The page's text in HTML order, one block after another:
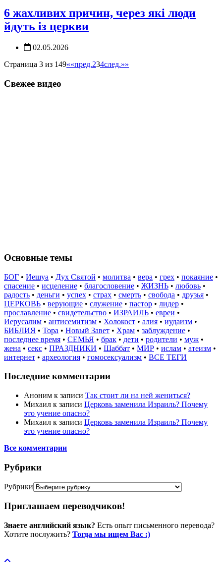
6 жахливих причин, через які люди
йдуть із церкви
02.05.2026
Страница 3 из 149««пред.234след.»»
Свежее видео
Основные темы
БОГ • Иешуа • Дух Святой • молитва • вера • грех • покаяние •
спасение • исцеление • благословение • ЖИЗНЬ • любовь •
радость • деньги • успех • страх • смерть • свобода • друзья •
ЦЕРКОВЬ • верующие • служение • пастор • лидер •
прославление • свидетельство • ИЗРАИЛЬ • евреи •
Иерусалим • антисемитизм • Холокост • алия • иудаизм •
БИБЛИЯ • Тора • Новый Завет • Храм • заблуждение •
последнее время • СЕМЬЯ • брак • дети • родители • муж •
жена • секс • ПРАЗДНИКИ • Шаббат • МИР • ислам • атеизм •
интернет • археология • гомосексуализм • ВСЕ ТЕГИ
Последние комментарии
Аноним к записи Так стоит ли на ней жениться?
Михаил к записи Церковь заменила Израиль? Почему
это учение опасно?
Михаил к записи Церковь заменила Израиль? Почему
это учение опасно?
Все комментарии
Рубрики
Рубрики
Приглашаем переводчиков!
Знаете английский язык? Есть опыт письменного перевода?
Хотите послужить? Тогда мы ищем Вас :)